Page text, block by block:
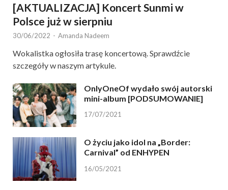
[AKTUALIZACJA] Koncert Sunmi w
Polsce już w sierpniu
30/06/2022 - Amanda Nadeem
Wokalistka ogłosiła trasę koncertową. Sprawdźcie
szczegóły w naszym artykule.
OnlyOneOf wydało swój autorski
mini-album [PODSUMOWANIE]
17/07/2021
O życiu jako idol na „Border:
Carnival” od ENHYPEN
16/05/2021